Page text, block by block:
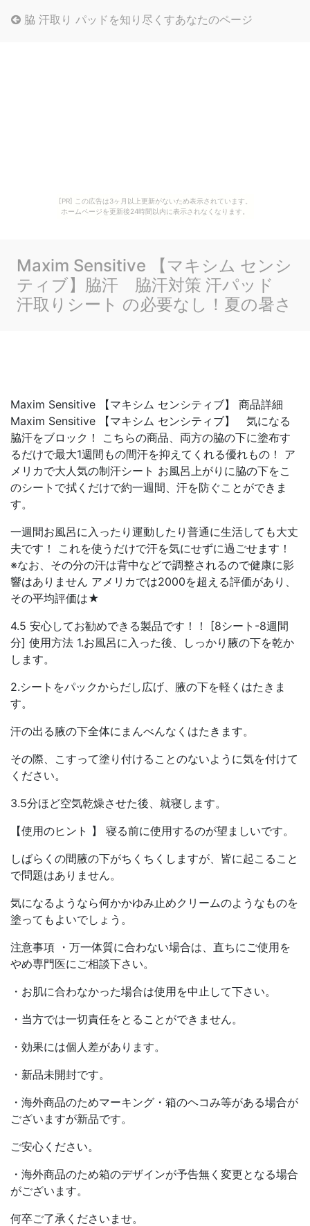
[PR] この広告は3ヶ月以上更新がないため表示されています。
ホームページを更新後24時間以内に表示されなくなります。
脇 汗取り パッドを知り尽くすあなたのページ
Maxim Sensitive 【マキシム センシ
ティブ】脇汗 脇汗対策 汗パッド
汗取りシート の必要なし！夏の暑さ
Maxim Sensitive 【マキシム センシティブ】 商品詳細
Maxim Sensitive 【マキシム センシティブ】 気になる
脇汗をブロック！ こちらの商品、両方の脇の下に塗布す
るだけで最大1週間もの間汗を抑えてくれる優れもの！ ア
メリカで大人気の制汗シート お風呂上がりに脇の下をこ
のシートで拭くだけで約一週間、汗を防ぐことができま
す。
一週間お風呂に入ったり運動したり普通に生活しても大丈
夫です！ これを使うだけで汗を気にせずに過ごせます！
※なお、その分の汗は背中などで調整されるので健康に影
響はありません アメリカでは2000を超える評価があり、
その平均評価は★
4.5 安心してお勧めできる製品です！！ [8シート-8週間
分] 使用方法 1.お風呂に入った後、しっかり腋の下を乾か
します。
2.シートをパックからだし広げ、腋の下を軽くはたきま
す。
汗の出る腋の下全体にまんべんなくはたきます。
その際、こすって塗り付けることのないように気を付けて
ください。
3.5分ほど空気乾燥させた後、就寝します。
【使用のヒント 】 寝る前に使用するのが望ましいです。
しばらくの間腋の下がちくちくしますが、皆に起こること
で問題はありません。
気になるようなら何かかゆみ止めクリームのようなものを
塗ってもよいでしょう。
注意事項 ・万一体質に合わない場合は、直ちにご使用を
やめ専門医にご相談下さい。
・お肌に合わなかった場合は使用を中止して下さい。
・当方では一切責任をとることができません。
・効果には個人差があります。
・新品未開封です。
・海外商品のためマーキング・箱のヘコみ等がある場合が
ございますが新品です。
ご安心ください。
・海外商品のため箱のデザインが予告無く変更となる場合
がございます。
何卒ご了承くださいませ。